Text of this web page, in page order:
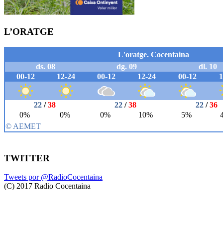
L’ORATGE
TWITTER
Tweets por @RadioCocentaina
(C) 2017 Radio Cocentaina